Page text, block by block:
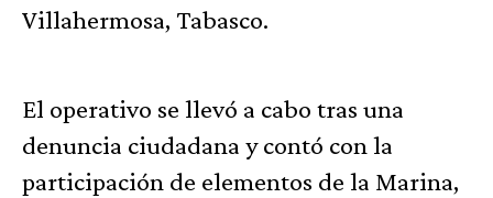
Villahermosa, Tabasco.
El operativo se llevó a cabo tras una
denuncia ciudadana y contó con la
participación de elementos de la Marina,